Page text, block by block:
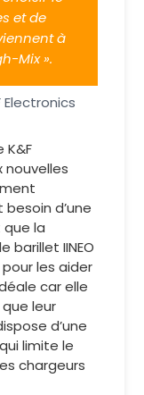
et de
à
Mix ».
Electronics
K&F
nouvelles
besoin d’une
que la
barillet IINEO
les aider
car elle
leur
d’une
limite le
chargeurs